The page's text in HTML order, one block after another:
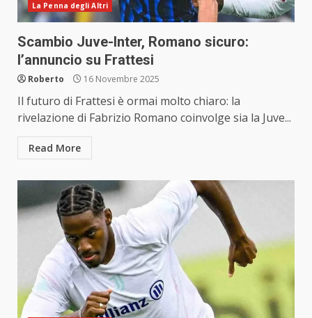
La Penna degli Altri
Scambio Juve-Inter, Romano sicuro:
l’annuncio su Frattesi
Roberto 16 Novembre 2025
Il futuro di Frattesi è ormai molto chiaro: la
rivelazione di Fabrizio Romano coinvolge sia la Juve...
Read More